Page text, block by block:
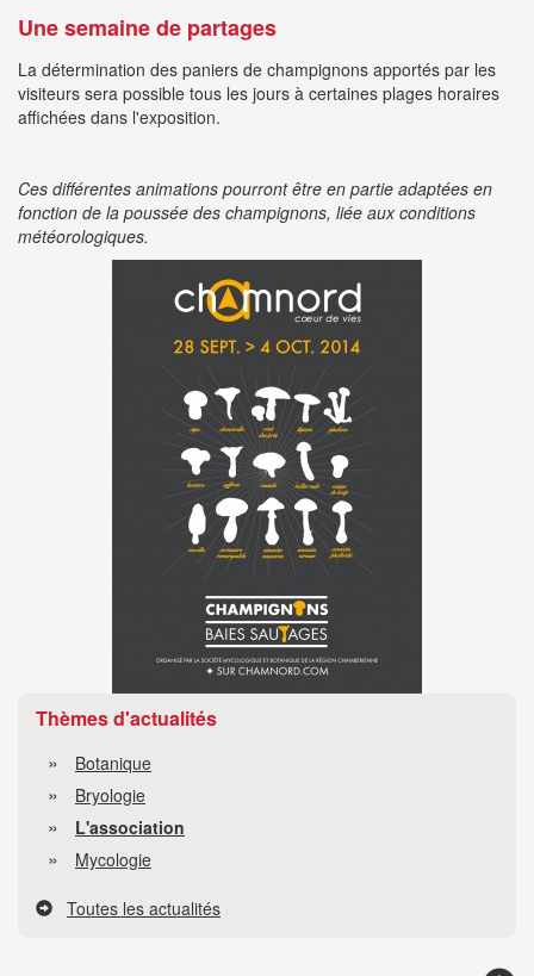
Une semaine de partages
La détermination des paniers de champignons apportés par les
visiteurs sera possible tous les jours à certaines plages horaires
affichées dans l'exposition.
Ces différentes animations pourront être en partie adaptées en
fonction de la poussée des champignons, liée aux conditions
météorologiques.
Thèmes d'actualités
Botanique
Bryologie
L'association
Mycologie
Toutes les actualités